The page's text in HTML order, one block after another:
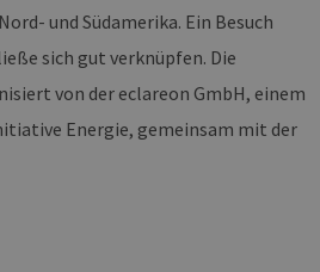
und Südamerika. Ein Besuch
sich gut verknüpfen. Die
von der eclareon GmbH, einem
Energie, gemeinsam mit der